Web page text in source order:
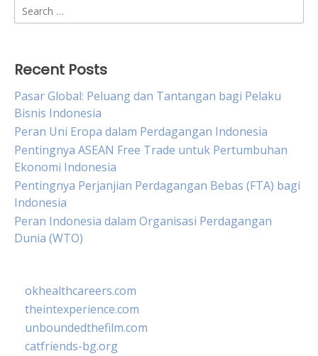
Search
for:
Recent Posts
Pasar Global: Peluang dan Tantangan bagi Pelaku
Bisnis Indonesia
Peran Uni Eropa dalam Perdagangan Indonesia
Pentingnya ASEAN Free Trade untuk Pertumbuhan
Ekonomi Indonesia
Pentingnya Perjanjian Perdagangan Bebas (FTA) bagi
Indonesia
Peran Indonesia dalam Organisasi Perdagangan
Dunia (WTO)
okhealthcareers.com
theintexperience.com
unboundedthefilm.com
catfriends-bg.org